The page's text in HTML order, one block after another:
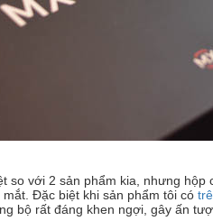
so với 2 sản phẩm kia, nhưng
Đặc biệt khi sản phẩm tôi có
bộ rất đáng khen ngợi, gây ấn